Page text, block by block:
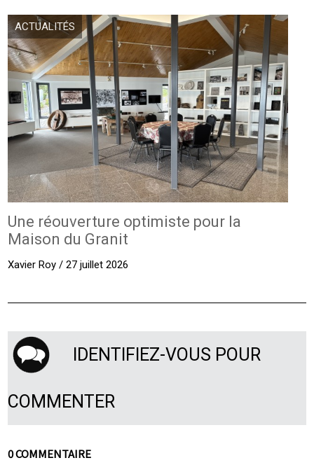
ACTUALITÉS
Une réouverture optimiste pour la
Maison du Granit
Xavier Roy / 27 juillet 2026
IDENTIFIEZ-VOUS POUR
COMMENTER
0 COMMENTAIRE